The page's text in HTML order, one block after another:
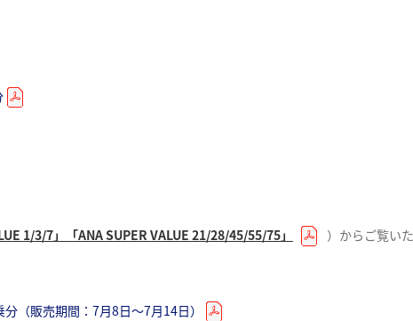
1/3/7」「ANA SUPER VALUE 21/28/45/55/75」 ）からご覧頂
期間：7月5日～7月11日）
1/3/7」「ANA SUPER VALUE 21/28/45/55/75」 ）からご覧い
（販売期間：7月8日～7月14日）